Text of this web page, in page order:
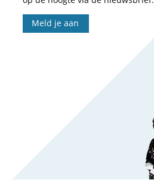
Meld je aan